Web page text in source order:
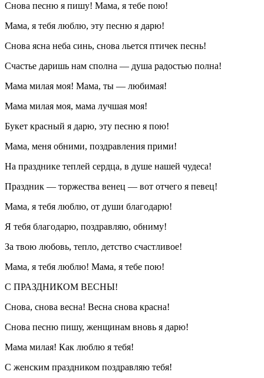
Снова песню я пишу! Мама, я тебе пою!
Мама, я тебя люблю, эту песню я дарю!
Снова ясна неба синь, снова льется птичек песнь!
Счастье даришь нам сполна — душа радостью полна!
Мама милая моя! Мама, ты — любимая!
Мама милая моя, мама лучшая моя!
Букет красный я дарю, эту песню я пою!
Мама, меня обними, поздравления прими!
На празднике теплей сердца, в душе нашей чудеса!
Праздник — торжества венец — вот отчего я певец!
Мама, я тебя люблю, от души благодарю!
Я тебя благодарю, поздравляю, обниму!
За твою любовь, тепло, детство счастливое!
Мама, я тебя люблю! Мама, я тебе пою!
С ПРАЗДНИКОМ ВЕСНЫ!
Снова, снова весна! Весна снова красна!
Снова песню пишу, женщинам вновь я дарю!
Мама милая! Как люблю я тебя!
С женским праздником поздравляю тебя!